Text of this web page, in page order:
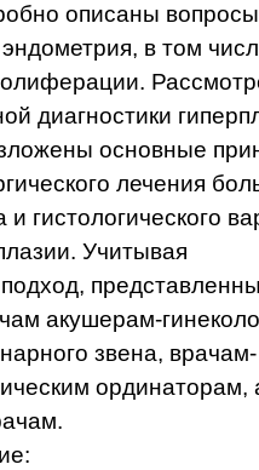
описаны
эндометрия, в том
диагностики
основные
лечения
гистологического
Учитывая
акушерам-
звена, врачам-
ординаторам,